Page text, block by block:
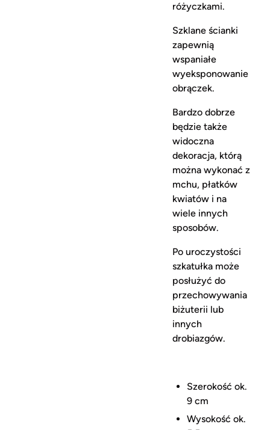
różyczkami.
Szklane ścianki
zapewnią
wspaniałe
wyeksponowanie
obrączek.
Bardzo dobrze
będzie także
widoczna
dekoracja, którą
można wykonać z
mchu, płatków
kwiatów i na
wiele innych
sposobów.
Po uroczystości
szkatułka może
posłużyć do
przechowywania
biżuterii lub
innych
drobiazgów.
Szerokość ok.
9 cm
Wysokość ok.